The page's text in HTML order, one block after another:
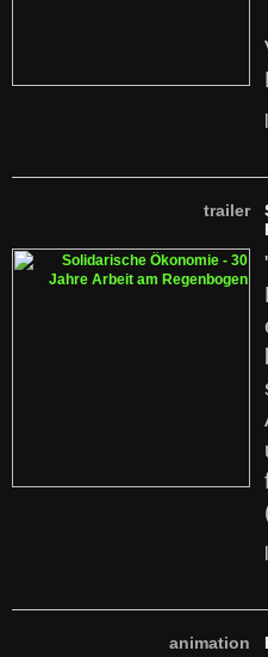
trailer
animation